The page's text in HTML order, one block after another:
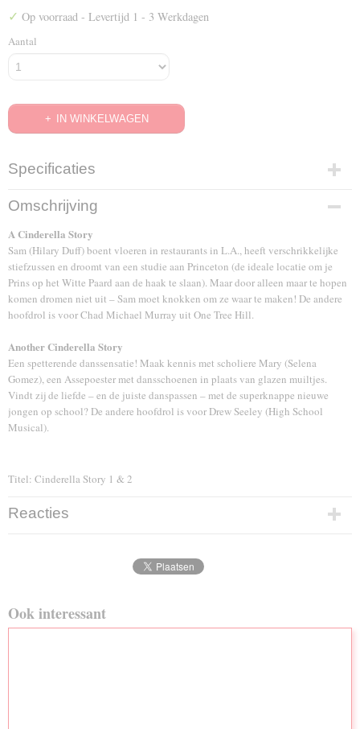
✓ Op voorraad - Levertijd 1 - 3 Werkdagen
Aantal
IN WINKELWAGEN
Specificaties
EAN code
5051888033814
Omschrijving
A Cinderella Story
Sam (Hilary Duff) boent vloeren in restaurants in L.A., heeft verschrikkelijke
stiefzussen en droomt van een studie aan Princeton (de ideale locatie om je
Prins op het Witte Paard aan de haak te slaan). Maar door alleen maar te hopen
komen dromen niet uit – Sam moet knokken om ze waar te maken! De andere
hoofdrol is voor Chad Michael Murray uit One Tree Hill.
Another Cinderella Story
Een spetterende danssensatie! Maak kennis met scholiere Mary (Selena
Gomez), een Assepoester met dansschoenen in plaats van glazen muiltjes.
Vindt zij de liefde – en de juiste danspassen – met de superknappe nieuwe
jongen op school? De andere hoofdrol is voor Drew Seeley (High School
Musical).
Titel: Cinderella Story 1 & 2
Reacties
Ook interessant